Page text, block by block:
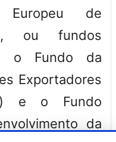
de
ou fundos
o Fundo da
Exportadores
e o Fundo
da